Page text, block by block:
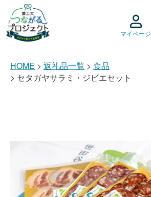
マイページ
HOME 返礼品一覧
食品
セタガヤサラミ・ジビエセット